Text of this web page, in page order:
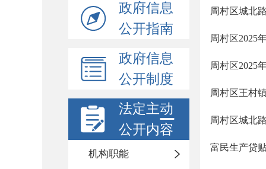
政府信息
公开指南
政府信息
公开制度
法定主动
公开内容
机构职能
周村区城北
周村区2025
周村区2025
周村区王村
周村区城北
富民生产贷